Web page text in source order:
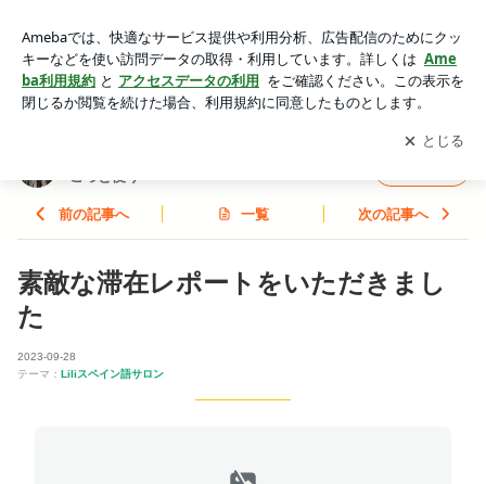
から 〜休み時間のちょこっと便り〜
アプリをダウンロードして ブログの更新通知
を受け取りまし
ょう。
開く
こっと便り〜
前の記事へ 一覧 次の記事へ
素敵な滞在レポートをいただきまし
た
2023-09-28
テーマ： Liliスペイン語サロン